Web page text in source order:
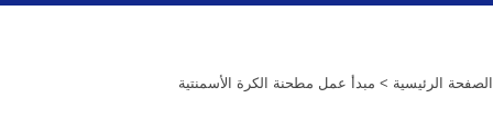
الصفحة الرئيسية > مبدأ عمل مطحنة الكرة الأسمنتية